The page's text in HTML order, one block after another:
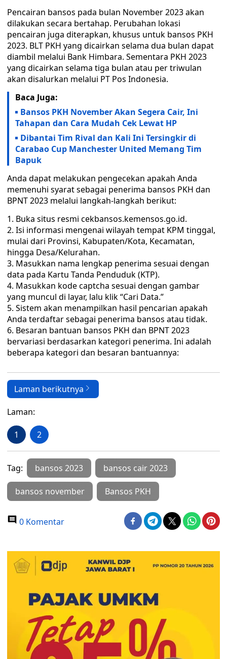
Pencairan bansos pada bulan November 2023 akan
dilakukan secara bertahap. Perubahan lokasi
pencairan juga diterapkan, khusus untuk bansos PKH
2023. BLT PKH yang dicairkan selama dua bulan dapat
diambil melalui Bank Himbara. Sementara PKH 2023
yang dicairkan selama tiga bulan atau per triwulan
akan disalurkan melalui PT Pos Indonesia.
Baca Juga:
Bansos PKH November Akan Segera Cair, Ini
Tahapan dan Cara Mudah Cek Lewat HP
Dibantai Tim Rival dan Kali Ini Tersingkir di
Carabao Cup Manchester United Memang Tim
Bapuk
Anda dapat melakukan pengecekan apakah Anda
memenuhi syarat sebagai penerima bansos PKH dan
BPNT 2023 melalui langkah-langkah berikut:
Buka situs resmi cekbansos.kemensos.go.id.
Isi informasi mengenai wilayah tempat KPM tinggal,
mulai dari Provinsi, Kabupaten/Kota, Kecamatan,
hingga Desa/Kelurahan.
Masukkan nama lengkap penerima sesuai dengan
data pada Kartu Tanda Penduduk (KTP).
Masukkan kode captcha sesuai dengan gambar
yang muncul di layar, lalu klik “Cari Data.”
Sistem akan menampilkan hasil pencarian apakah
Anda terdaftar sebagai penerima bansos atau tidak.
Besaran bantuan bansos PKH dan BPNT 2023
bervariasi berdasarkan kategori penerima. Ini adalah
beberapa kategori dan besaran bantuannya:
Laman berikutnya
Laman:
1 2
Tag: bansos 2023 bansos cair 2023
bansos november Bansos PKH
0 Komentar